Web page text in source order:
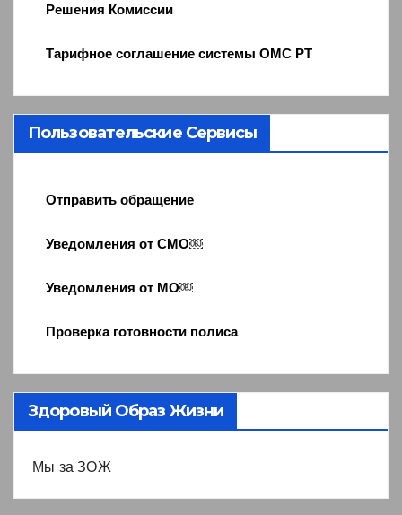
Решения Комиссии
Тарифное соглашение системы ОМС РТ
Пользовательские Сервисы
Отправить обращение
Уведомления от СМО￼
Уведомления от МО￼
Проверка готовности полиса
Здоровый Образ Жизни
Мы за ЗОЖ